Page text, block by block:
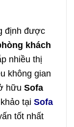
định được
khách
nhiều thị
không gian
hữu Sofa
tại Sofa
tốt nhất